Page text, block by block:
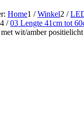
Can-bus interface
Accessoires Lazer
Kabelboom & Adapters
Installatiemateriaal
Home1 / Winkel2 /
4 / 03 Lengte 41cm tot
wit/amber positielicht